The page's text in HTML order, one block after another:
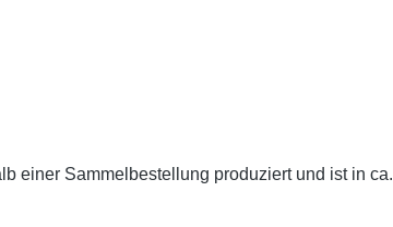
einer Sammelbestellung produziert und ist in ca.